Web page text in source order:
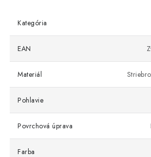
Kategória
EAN
Materiál
Pohlavie
Povrchová úprava
Farba